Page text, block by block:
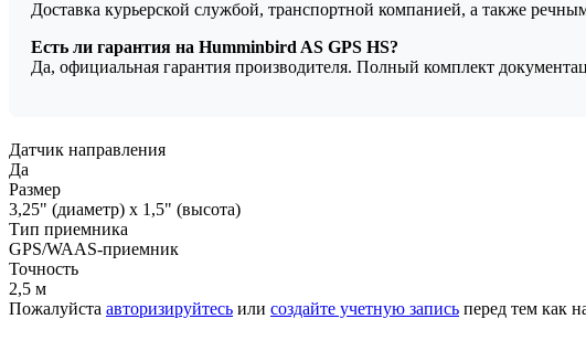
Доставка курьерской службой, транспортной компанией, а также
Есть ли гарантия на Humminbird AS GPS HS?
Да, официальная гарантия производителя. Полный комплект
Датчик направления
Да
Размер
3,25" (диаметр) х 1,5" (высота)
Тип приемника
GPS/WAAS-приемник
Точность
2,5 м
Пожалуйста авторизируйтесь или создайте учетную запись перед тем как